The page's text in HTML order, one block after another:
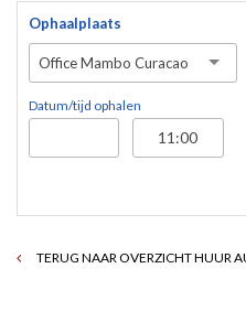
Ophaalplaats
Office Mambo Curacao
Datum/tijd ophalen
TERUG NAAR OVERZICHT HUUR